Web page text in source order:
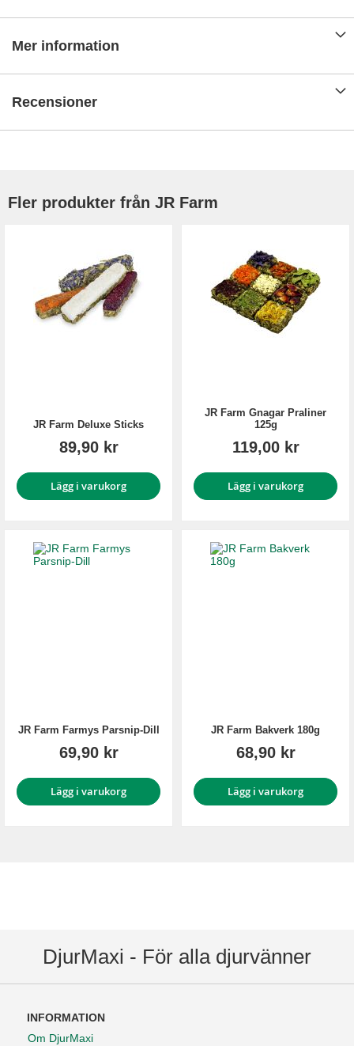
Mer information
Recensioner
Fler produkter från JR Farm
JR Farm Deluxe Sticks
89,90 kr
Lägg i varukorg
JR Farm Gnagar Praliner
125g
119,00 kr
Lägg i varukorg
JR Farm Farmys Parsnip-Dill
69,90 kr
Lägg i varukorg
JR Farm Bakverk 180g
68,90 kr
Lägg i varukorg
DjurMaxi - För alla djurvänner
INFORMATION
Om DjurMaxi